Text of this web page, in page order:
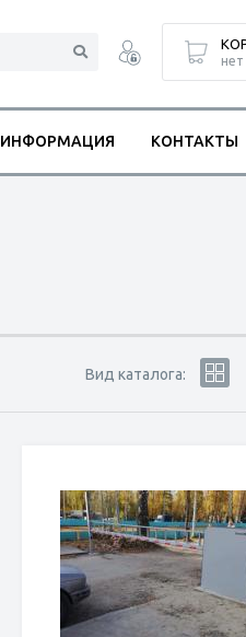
Вид каталога:
ИНФОРМАЦИЯ КОНТАКТЫ